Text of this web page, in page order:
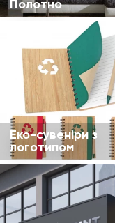
Полотно
Еко-сувеніри з
логотипом